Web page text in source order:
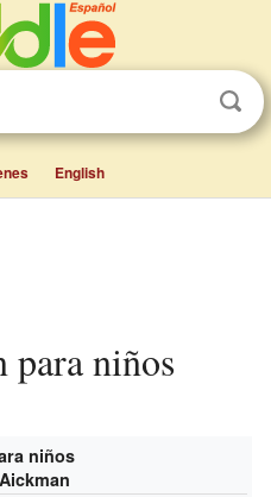
English
para niños
niños